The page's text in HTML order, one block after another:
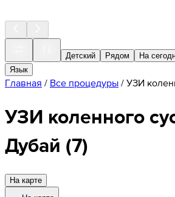
Детский Рядом На
Язык
Главная / Все процедуры / УЗИ
УЗИ коленного
Дубай (7)
На карте